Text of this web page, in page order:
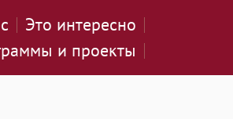
Это интересно
и проекты